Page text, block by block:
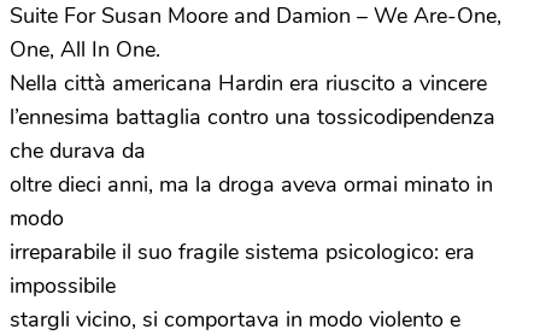
Suite For Susan Moore and Damion – We Are-One,
One, All In One.
Nella città americana Hardin era riuscito a vincere
l’ennesima battaglia contro una tossicodipendenza
che durava da
oltre dieci anni, ma la droga aveva ormai minato in
modo
irreparabile il suo fragile sistema psicologico: era
impossibile
stargli vicino, si comportava in modo violento e